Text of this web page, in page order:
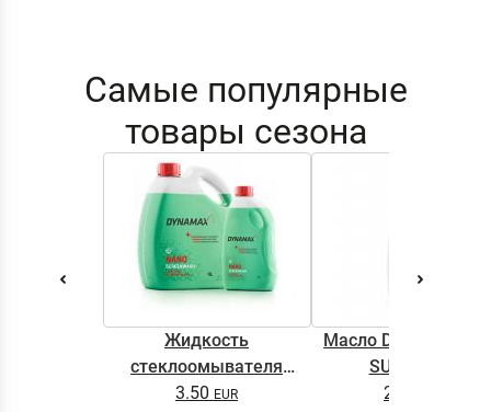
Самые популярные
товары сезона
Жидкость
стеклоомывателя
DYNAMAX SCREENWASH
3.50
Масло DYNAMAX
SUPER 0.5L
2.65